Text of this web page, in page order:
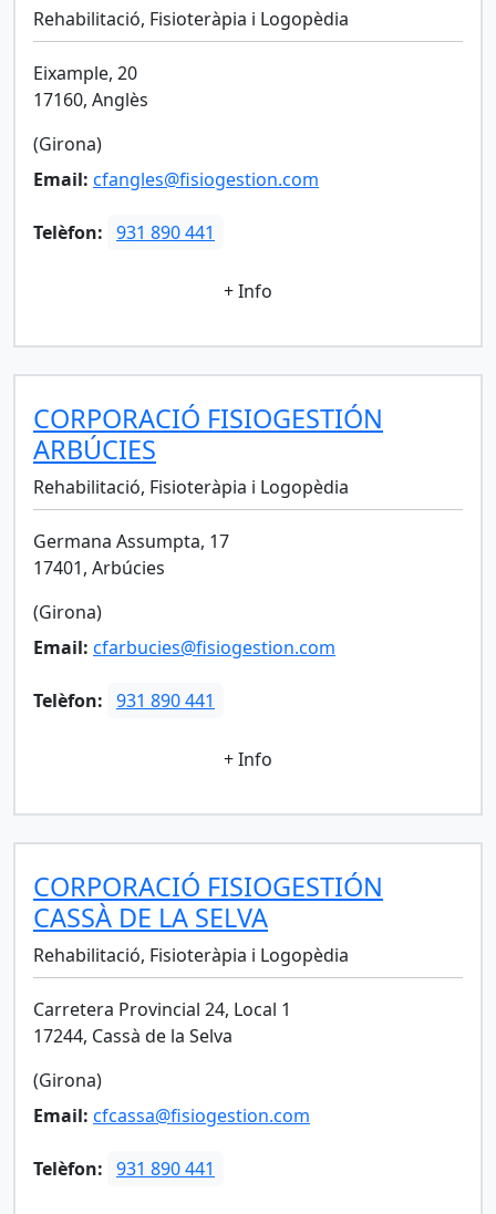
Rehabilitació, Fisioteràpia i Logopèdia
Eixample, 20
17160, Anglès
(Girona)
Email: cfangles@fisiogestion.com
Telèfon: 931 890 441
+ Info
CORPORACIÓ FISIOGESTIÓN
ARBÚCIES
Rehabilitació, Fisioteràpia i Logopèdia
Germana Assumpta, 17
17401, Arbúcies
(Girona)
Email: cfarbucies@fisiogestion.com
Telèfon: 931 890 441
+ Info
CORPORACIÓ FISIOGESTIÓN
CASSÀ DE LA SELVA
Rehabilitació, Fisioteràpia i Logopèdia
Carretera Provincial 24, Local 1
17244, Cassà de la Selva
(Girona)
Email: cfcassa@fisiogestion.com
Telèfon: 931 890 441